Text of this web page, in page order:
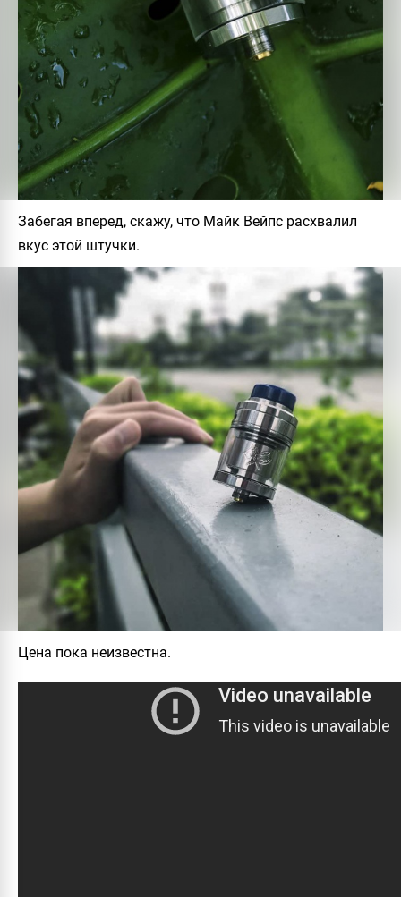
Забегая вперед, скажу, что Майк Вейпс расхвалил
вкус этой штучки.
Цена пока неизвестна.